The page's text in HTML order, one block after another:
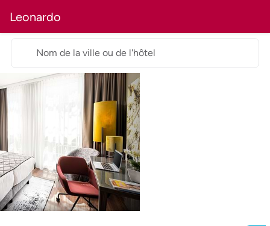
Leonardo
Nom de la ville ou de l'hôtel